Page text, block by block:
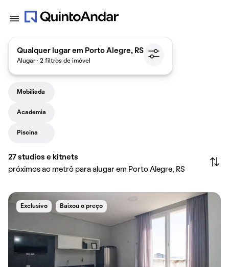
Qualquer lugar em Porto Alegre, RS
Alugar · 2 filtros de imóvel
Mobiliada
Academia
Piscina
27 studios e kitnets
próximos ao metrô para alugar em Porto Alegre, RS
Exclusivo Baixou o preço